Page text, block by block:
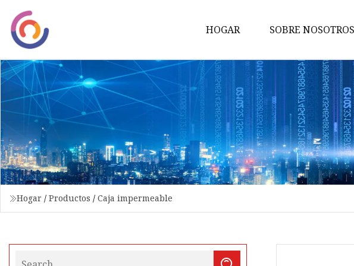
HOGAR SOBRE NOSOTROS
Hogar / Productos / Caja impermeable